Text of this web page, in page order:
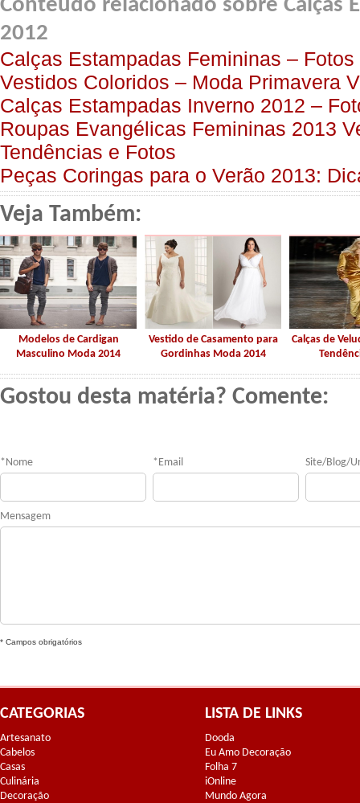
Conteúdo relacionado sobre Calças
2012
Calças Estampadas Femininas –
Vestidos Coloridos – Moda Primavera
Calças Estampadas Inverno 2012 –
Roupas Evangélicas Femininas 2013
Tendências e Fotos
Peças Coringas para o Verão 2013:
Veja Também:
Modelos de Cardigan
Masculino Moda 2014
Vestido de Casamento para
Gordinhas Moda 2014
Calças de
Gostou desta matéria? Comente:
* Nome * Email Site/Blog/
Mensagem
* Campos obrigatórios
CATEGORIAS
Artesanato
Cabelos
Casas
Culinária
Decoração
LISTA DE LINKS
Dooda
Eu Amo Decoração
Folha 7
iOnline
Mundo Agora